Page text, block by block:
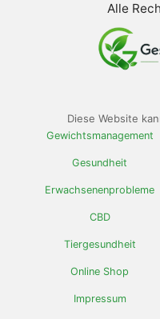
Alle
Diese Website
Gewichtsmanagement
Gesundheit
Erwachsenenprobleme
CBD
Tiergesundheit
Online Shop
Impressum